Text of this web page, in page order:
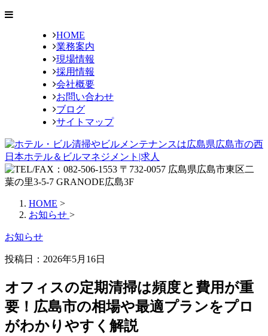
HOME
業務案内
現場情報
採用情報
会社概要
お問い合わせ
ブログ
サイトマップ
HOME >
お知らせ >
お知らせ
投稿日： 2026年5月16日
オフィスの定期清掃は頻度と費用が重
要！広島市の相場や最適プランをプロ
がわかりやすく解説